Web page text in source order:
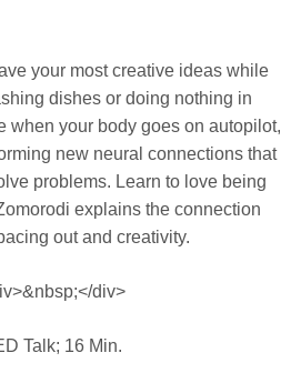
your most creative ideas while
dishes or doing nothing in
when your body goes on autopilot,
new neural connections that
problems. Learn to love being
explains the connection
out and creativity.
div>
Talk; 16 Min.